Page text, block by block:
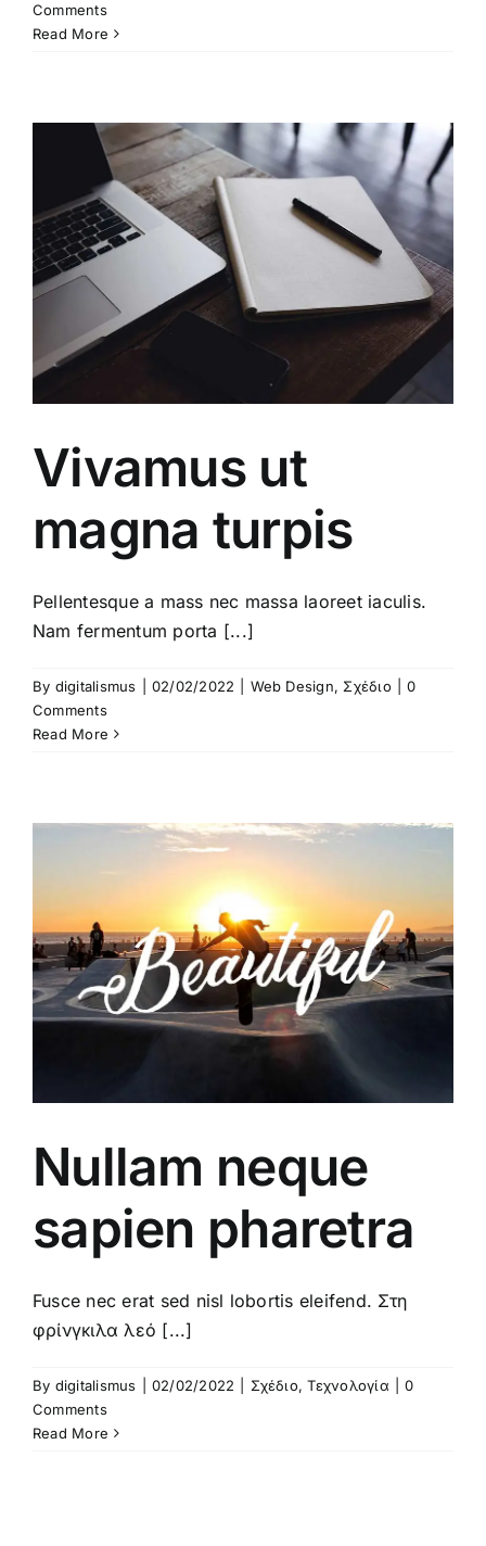
Comments
Read More
Vivamus ut
magna turpis
Pellentesque a mass nec massa laoreet iaculis.
Nam fermentum porta [...]
By digitalismus 02/02/2022 Web Design, Σχέδιο
0
Comments
Read More
Nullam neque
sapien pharetra
Fusce nec erat sed nisl lobortis eleifend. Στη
φρίνγκιλα λεό [...]
By digitalismus 02/02/2022 Σχέδιο,Τεχνολογία
0
Comments
Read More